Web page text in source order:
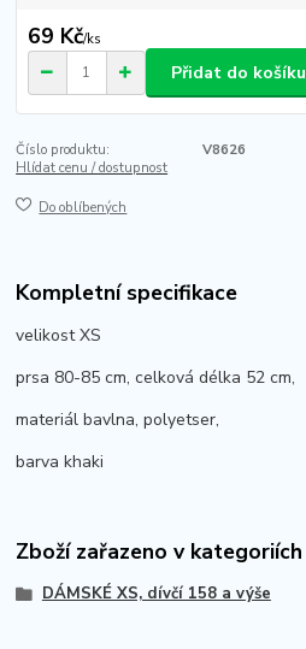
69 Kč/ks
Přidat do košíku
Číslo produktu:
V8626
Hlídat cenu / dostupnost
Do oblíbených
Kompletní specifikace
velikost XS
prsa 80-85 cm, celková délka 52 cm,
materiál bavlna, polyetser,
barva khaki
Zboží zařazeno v kategoriích
DÁMSKÉ XS, dívčí 158 a výše